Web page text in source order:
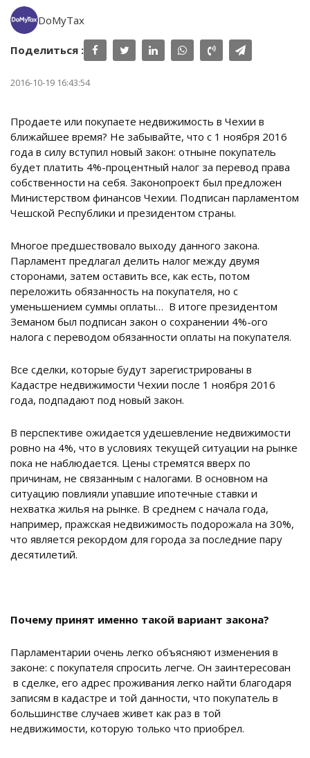
DoMyTax
Поделиться :
2016-10-19 16:43:54
Продаете или покупаете недвижимость в Чехии в
ближайшее время? Не забывайте, что с 1 ноября 2016
года в силу вступил новый закон: отныне покупатель
будет платить 4%-процентный налог за перевод права
собственности на себя. Законопроект был предложен
Министерством финансов Чехии. Подписан парламентом
Чешской Республики и президентом страны.
Многое предшествовало выходу данного закона.
Парламент предлагал делить налог между двумя
сторонами, затем оставить все, как есть, потом
переложить обязанность на покупателя, но с
уменьшением суммы оплаты… В итоге президентом
Земаном был подписан закон о сохранении 4%-ого
налога с переводом обязанности оплаты на покупателя.
Все сделки, которые будут зарегистрированы в
Кадастре недвижимости Чехии после 1 ноября 2016
года, подпадают под новый закон.
В перспективе ожидается удешевление недвижимости
ровно на 4%, что в условиях текущей ситуации на рынке
пока не наблюдается. Цены стремятся вверх по
причинам, не связанным с налогами. В основном на
ситуацию повлияли упавшие ипотечные ставки и
нехватка жилья на рынке. В среднем с начала года,
например, пражская недвижимость подорожала на 30%,
что является рекордом для города за последние пару
десятилетий.
Почему принят именно такой вариант закона?
Парламентарии очень легко объясняют изменения в
законе: с покупателя спросить легче. Он заинтересован
в сделке, его адрес проживания легко найти благодаря
записям в кадастре и той данности, что покупатель в
большинстве случаев живет как раз в той
недвижимости, которую только что приобрел.